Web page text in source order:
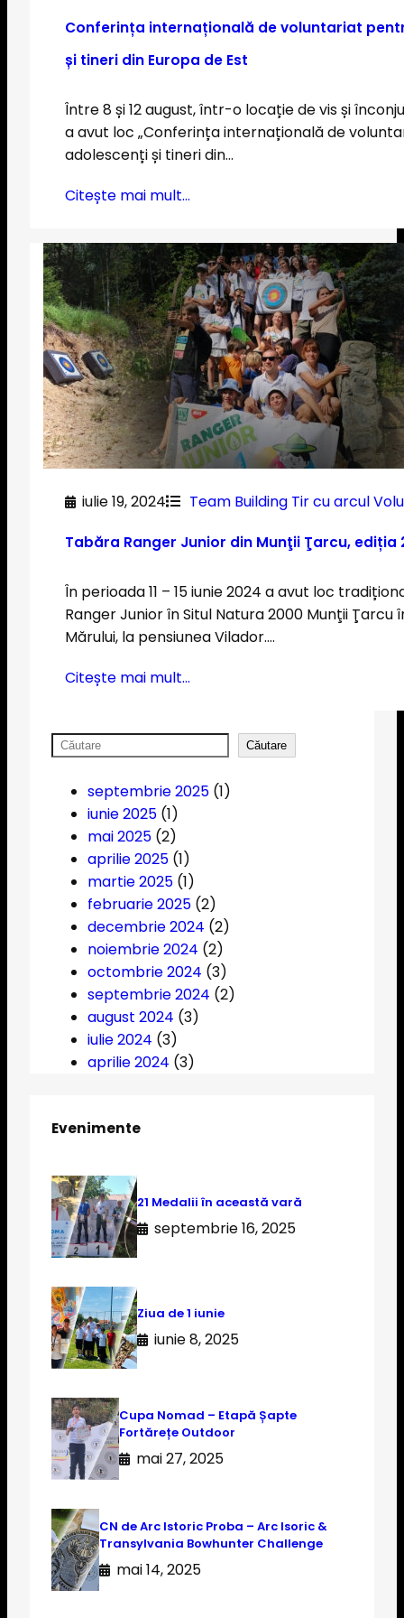
Conferința internațională de voluntariat
și tineri din Europa de Est
Între 8 și 12 august, într-o locație de vis și
a avut loc „Conferința internațională de
adolescenți și tineri din…
Citește mai mult…
iulie 19, 2024 Team Building Tir cu arcul
Tabăra Ranger Junior din Munţii Ţarcu, ediția
În perioada 11 – 15 iunie 2024 a avut loc
Ranger Junior în Situl Natura 2000 Munţii Ţarcu
Mărului, la pensiunea Vilador.…
Citește mai mult…
Căutare
septembrie 2025 (1)
iunie 2025 (1)
mai 2025 (2)
aprilie 2025 (1)
martie 2025 (1)
februarie 2025 (2)
decembrie 2024 (2)
noiembrie 2024 (2)
octombrie 2024 (3)
septembrie 2024 (2)
august 2024 (3)
iulie 2024 (3)
aprilie 2024 (3)
Evenimente
21 Medalii în această vară
septembrie 16, 2025
Ziua de 1 iunie
iunie 8, 2025
Cupa Nomad – Etapă Șapte
Fortărețe Outdoor
mai 27, 2025
CN de Arc Istoric Proba – Arc Isoric &
Transylvania Bowhunter Challenge
mai 14, 2025